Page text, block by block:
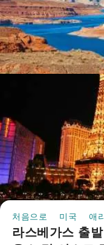
처음으로 미국 애
라스베가스 출